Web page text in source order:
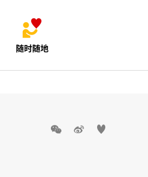
随时随地
  